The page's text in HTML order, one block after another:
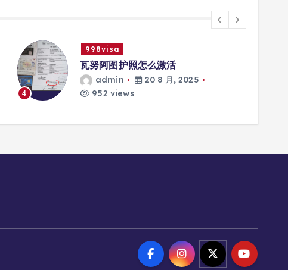
4
998visa
瓦努阿图护照怎么激活
admin
20 8 月, 2025
952 views